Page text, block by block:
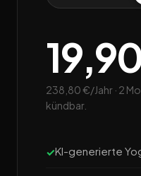
238,80 €/Jahr · 2
kündbar.
KI-generierte